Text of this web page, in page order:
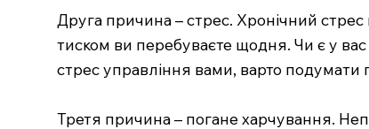
Друга причина – стрес. Хронічний
тиском ви перебуваєте щодня. Чи є у
стрес управління вами, варто подумати
Третя причина – погане харчування.